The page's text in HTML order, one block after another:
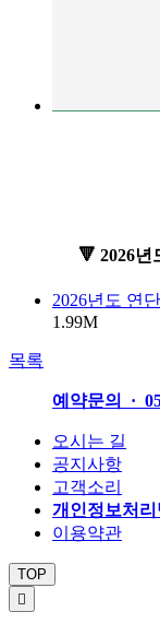
🔻 2026
2026년도 연
1.99M
목록
예약문의 ·
오시는 길
공지사항
고객소리
개인정보처리
이용약관
TOP
